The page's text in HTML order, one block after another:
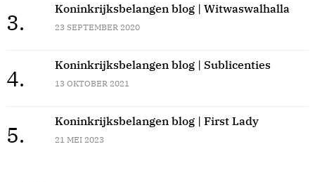
3.
Koninkrijksbelangen blog | Witwaswalhalla
23 SEPTEMBER 2020
4.
Koninkrijksbelangen blog | Sublicenties
13 OKTOBER 2021
5.
Koninkrijksbelangen blog | First Lady
21 MEI 2023